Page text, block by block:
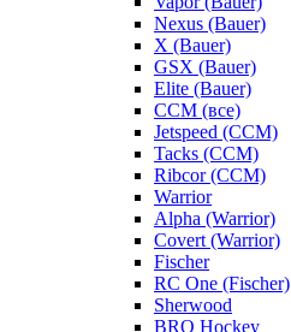
Nexus (Bauer)
X (Bauer)
GSX (Bauer)
Elite (Bauer)
CCM (все)
Jetspeed (CCM)
Tacks (CCM)
Ribcor (CCM)
Warrior
Alpha (Warrior)
Covert (Warrior)
Fischer
RC One (Fischer)
Sherwood
BRO Hockey